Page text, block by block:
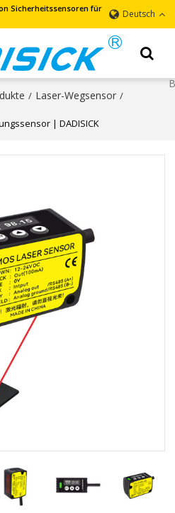
Sicherheitssensoren für
Deutsch
/ Laser-Wegsensor /
| DADISICK